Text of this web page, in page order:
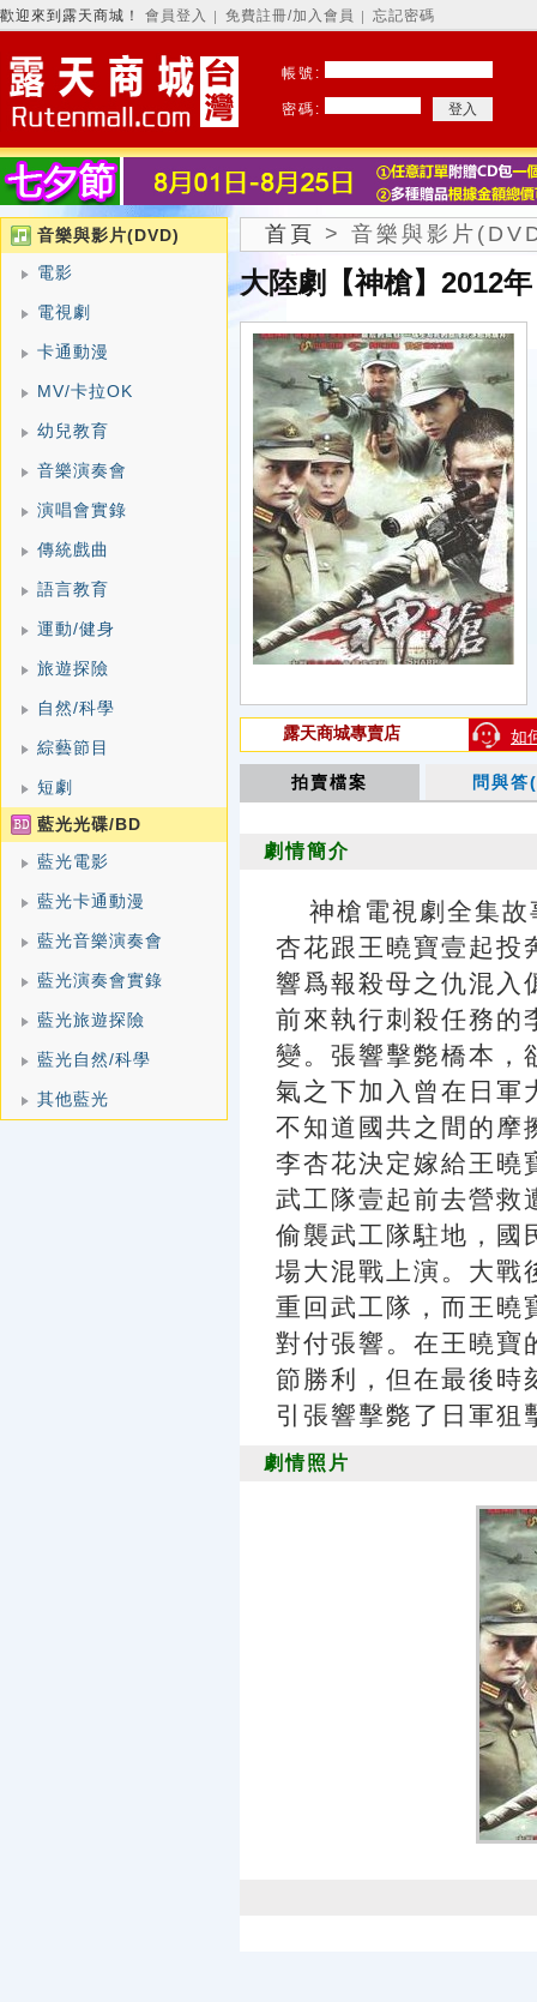
歡迎來到露天商城！ 會員登入 免費註冊/加入會員 忘記密碼
帳號:
密碼:
音樂與影片(DVD)
電影
電視劇
卡通動漫
MV/卡拉OK
幼兒教育
音樂演奏會
演唱會實錄
傳統戲曲
語言教育
運動/健身
旅遊探險
自然/科學
綜藝節目
短劇
藍光光碟/BD
藍光電影
藍光卡通動漫
藍光音樂演奏會
藍光演奏會實錄
藍光旅遊探險
藍光自然/科學
其他藍光
首頁 > 音樂與影片
大陸劇【神槍】2012年
如
露天商城專賣店
拍賣檔案 問與
劇情簡介
神槍電視劇全集
杏花跟王曉寶壹起投
響爲報殺母之仇混入
前來執行刺殺任務的
變。張響擊斃橋本，
氣之下加入曾在日軍
不知道國共之間的摩
李杏花決定嫁給王曉
武工隊壹起前去營救
偷襲武工隊駐地，國
場大混戰上演。大戰
重回武工隊，而王曉
對付張響。在王曉寶
節勝利，但在最後時
引張響擊斃了日軍狙
劇情照片